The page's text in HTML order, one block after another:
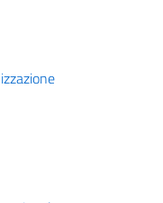
Regione